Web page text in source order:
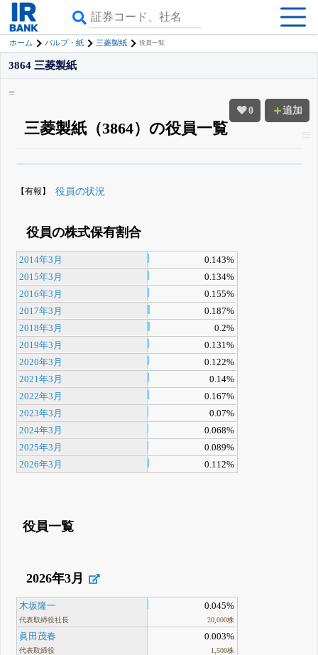
ホーム パルプ・紙 三菱製紙 役員一覧
0 追加
3864 三菱製紙
三菱製紙（3864）の役員一覧
く追える
無料でβ版をはじめる
【有報】 役員の状況
役員の株式保有割合
2014年3月
0.143%
2015年3月
0.134%
2016年3月
0.155%
2017年3月
0.187%
2018年3月
0.2%
2019年3月
0.131%
2020年3月
0.122%
2021年3月
0.14%
2022年3月
0.167%
2023年3月
0.07%
2024年3月
0.068%
2025年3月
0.089%
2026年3月
0.112%
役員一覧
2026年3月
木坂隆一
代表取締役社長
0.045%
20,000株
眞田茂春
代表取締役
0.003%
1,500株